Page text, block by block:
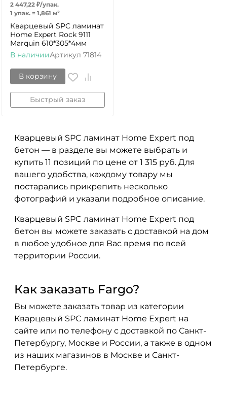
2 447,22 ₽/упак.
1 упак. = 1,861 м²
Кварцевый SPC ламинат
Home Expert Rock 9111
Marquin 610*305*4мм
В наличииАртикул 71814
В корзину
Быстрый заказ
Кварцевый SPC ламинат Home Expert под
бетон — в разделе вы можете выбрать и
купить 11 позиций по цене от 1 315 руб. Для
вашего удобства, каждому товару мы
постарались прикрепить несколько
фотографий и указали подробное описание.
Кварцевый SPC ламинат Home Expert под
бетон вы можете заказать с доставкой на дом
в любое удобное для Вас время по всей
территории России.
Как заказать Fargo?
Вы можете заказать товар из категории
Кварцевый SPC ламинат Home Expert на
сайте или по телефону с доставкой по Санкт-
Петербургу, Москве и России, а также в одном
из наших магазинов в Москве и Санкт-
Петербурге.